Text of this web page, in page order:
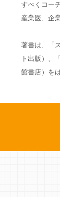
すべくコー
産業医、企
著書は、「
ト出版）、
館書店）を